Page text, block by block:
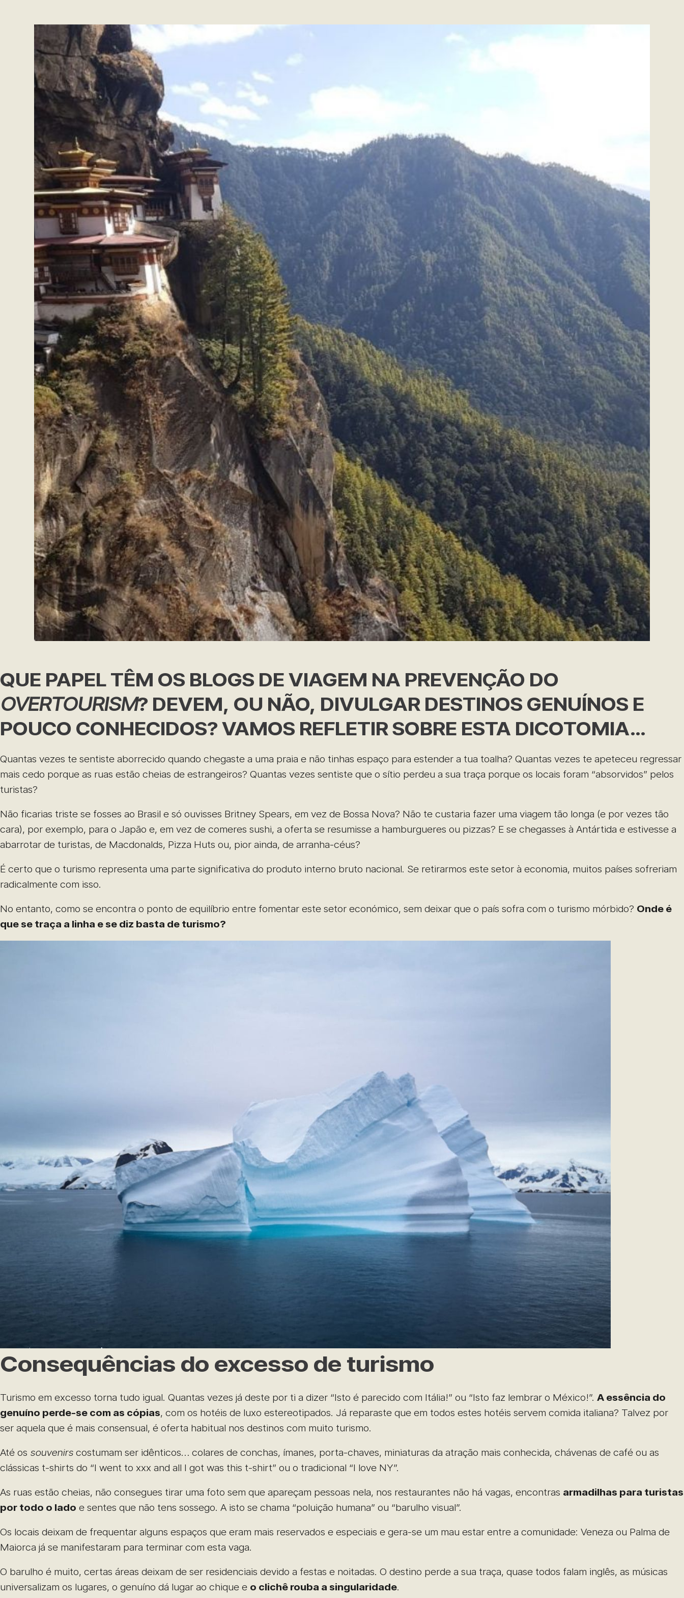
QUE PAPEL TÊM OS BLOGS DE VIAGEM NA PREVENÇÃO DO
OVERTOURISM? DEVEM, OU NÃO, DIVULGAR DESTINOS GENUÍNOS E
POUCO CONHECIDOS? VAMOS REFLETIR SOBRE ESTA DICOTOMIA…
Quantas vezes te sentiste aborrecido quando chegaste a uma praia e não tinhas espaço para estender a tua toalha? Quantas vezes te apeteceu regressar
mais cedo porque as ruas estão cheias de estrangeiros? Quantas vezes sentiste que o sítio perdeu a sua traça porque os locais foram “absorvidos” pelos
turistas?
Não ficarias triste se fosses ao Brasil e só ouvisses Britney Spears, em vez de Bossa Nova? Não te custaria fazer uma viagem tão longa (e por vezes tão
cara), por exemplo, para o Japão e, em vez de comeres sushi, a oferta se resumisse a hamburgueres ou pizzas? E se chegasses à Antártida e estivesse a
abarrotar de turistas, de Macdonalds, Pizza Huts ou, pior ainda, de arranha-céus?
É certo que o turismo representa uma parte significativa do produto interno bruto nacional. Se retirarmos este setor à economia, muitos países sofreriam
radicalmente com isso.
No entanto, como se encontra o ponto de equilíbrio entre fomentar este setor económico, sem deixar que o país sofra com o turismo mórbido? Onde é
que se traça a linha e se diz basta de turismo?
Consequências do excesso de turismo
Turismo em excesso torna tudo igual. Quantas vezes já deste por ti a dizer “Isto é parecido com Itália!” ou “Isto faz lembrar o México!”. A essência do
genuíno perde-se com as cópias, com os hotéis de luxo estereotipados. Já reparaste que em todos estes hotéis servem comida italiana? Talvez por
ser aquela que é mais consensual, é oferta habitual nos destinos com muito turismo.
Até os souvenirs costumam ser idênticos… colares de conchas, ímanes, porta-chaves, miniaturas da atração mais conhecida, chávenas de café ou as
clássicas t-shirts do “I went to xxx and all I got was this t-shirt” ou o tradicional “I love NY”.
As ruas estão cheias, não consegues tirar uma foto sem que apareçam pessoas nela, nos restaurantes não há vagas, encontras armadilhas para turistas
por todo o lado e sentes que não tens sossego. A isto se chama “poluição humana” ou “barulho visual”.
Os locais deixam de frequentar alguns espaços que eram mais reservados e especiais e gera-se um mau estar entre a comunidade: Veneza ou Palma de
Maiorca já se manifestaram para terminar com esta vaga.
O barulho é muito, certas áreas deixam de ser residenciais devido a festas e noitadas. O destino perde a sua traça, quase todos falam inglês, as músicas
universalizam os lugares, o genuíno dá lugar ao chique e o clichê rouba a singularidade.